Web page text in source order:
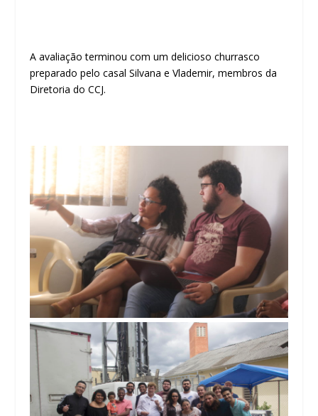
A avaliação terminou com um delicioso churrasco
preparado pelo casal Silvana e Vlademir, membros da
Diretoria do CCJ.